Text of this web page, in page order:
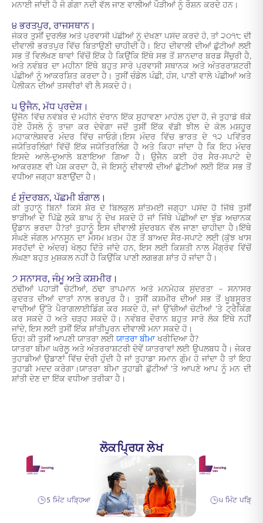
ਮਨਾਈ ਜਾਂਦੀ ਹੈ ਜੋ ਗੰਗਾ ਨਦੀ ਵੱਲ ਜਾਣ ਵਾਲੀਆਂ ਪੌੜੀਆਂ ਨੂੰ ਰੌਸ਼ਨ ਕਰਦੇ ਹਨ।
੪ ਭਰਤਪੁਰ, ਰਾਜਸਥਾਨ।
ਜੇਕਰ ਤੁਸੀਂ ਦੁਰਲੱਭ ਅਤੇ ਪ੍ਰਵਾਸੀ ਪੰਛੀਆਂ ਨੂੰ ਦੇਖਣਾ ਪਸੰਦ ਕਰਦੇ ਹੋ, ਤਾਂ ੨੦੧੮ ਦੀ
ਦੀਵਾਲੀ ਭਰਤਪੁਰ ਵਿੱਚ ਬਿਤਾਉਣੀ ਚਾਹੀਦੀ ਹੈ। ਇਹ ਦੀਵਾਲੀ ਦੀਆਂ ਛੁੱਟੀਆਂ ਲਈ
ਸਭ ਤੋਂ ਵਿਲੱਖਣ ਥਾਵਾਂ ਵਿੱਚੋਂ ਇੱਕ ਹੈ ਕਿਉਂਕਿ ਇੱਥੇ ਸਭ ਤੋਂ ਸ਼ਾਨਦਾਰ ਬਰਡ ਸੈਂਚੁਰੀ ਹੈ,
ਅਤੇ ਨਵੰਬਰ ਦਾ ਮਹੀਨਾ ਇੱਥੇ ਬਹੁਤ ਸਾਰੇ ਪ੍ਰਵਾਸੀ ਸਥਾਨਕ ਅਤੇ ਅੰਤਰਰਾਸ਼ਟਰੀ
ਪੰਛੀਆਂ ਨੂੰ ਆਕਰਸ਼ਿਤ ਕਰਦਾ ਹੈ। ਤੁਸੀਂ ਚੰਡੋਲ ਪੰਛੀ, ਹੰਸ, ਪਾਣੀ ਵਾਲੇ ਪੰਛੀਆਂ ਅਤੇ
ਪੈਲੀਕਨ ਦੀਆਂ ਤਸਵੀਰਾਂ ਵੀ ਲੈ ਸਕਦੇ ਹੋ।
੫ ਉਜੈਨ, ਮੱਧ ਪ੍ਰਦੇਸ਼।
ਉਜੈਨ ਵਿੱਚ ਨਵੰਬਰ ਦੇ ਮਹੀਨੇ ਦੌਰਾਨ ਇੱਕ ਸੁਹਾਵਣਾ ਮਾਹੌਲ ਹੁੰਦਾ ਹੈ, ਜੋ ਤੁਹਾਡੇ ਥੱਕੇ
ਹੋਏ ਹੌਸਲੇ ਨੂੰ ਤਾਜ਼ਾ ਕਰ ਦੇਵੇਗਾ ਜਦੋਂ ਤੁਸੀਂ ਇੱਕ ਵੱਡੀ ਝੀਲ ਦੇ ਕੋਲ ਮਸ਼ਹੂਰ
ਮਹਾਕਾਲੇਸ਼ਵਰ ਮੰਦਰ ਵਿੱਚ ਜਾਓਗੇ।ਇਸ ਮੰਦਰ ਵਿੱਚ ਭਾਰਤ ਦੇ ੧੨ ਪਵਿੱਤਰ
ਜਯੋਤਿਰਲਿੰਗਾਂ ਵਿੱਚੋਂ ਇੱਕ ਜਯੋਤਿਰਲਿੰਗ ਹੈ ਅਤੇ ਕਿਹਾ ਜਾਂਦਾ ਹੈ ਕਿ ਇਹ ਮੰਦਰ
ਇਸਦੇ ਆਲੇ-ਦੁਆਲੇ ਬਣਾਇਆ ਗਿਆ ਹੈ। ਉਜੈਨ ਕਈ ਹੋਰ ਸੈਰ-ਸਪਾਟੇ ਦੇ
ਆਕਰਸ਼ਣ ਵੀ ਪੇਸ਼ ਕਰਦਾ ਹੈ, ਜੋ ਇਸਨੂੰ ਦੀਵਾਲੀ ਦੀਆਂ ਛੁੱਟੀਆਂ ਲਈ ਇੱਕ ਸਭ ਤੋਂ
ਵਧੀਆ ਜਗ੍ਹਾ ਬਣਾਉਂਦਾ ਹੈ।
੬ ਸੁੰਦਰਬਨ, ਪੱਛਮੀ ਬੰਗਾਲ।
ਕੀ ਤੁਹਾਨੂੰ ਬਿਨਾਂ ਕਿਸੇ ਸ਼ੋਰ ਦੇ ਬਿਲਕੁਲ ਸ਼ਾਂਤਮਈ ਜਗ੍ਹਾ ਪਸੰਦ ਹੈ ਜਿੱਥੇ ਤੁਸੀਂ
ਝਾੜੀਆਂ ਦੇ ਪਿੱਛੇ ਲੁਕੇ ਬਾਘ ਨੂੰ ਦੇਖ ਸਕਦੇ ਹੋ ਜਾਂ ਜਿੱਥੇ ਪੰਛੀਆਂ ਦਾ ਝੁੰਡ ਅਚਾਨਕ
ਉਡਾਨ ਭਰਦਾ ਹੈ?ਤਾਂ ਤੁਹਾਨੂੰ ਇਸ ਦੀਵਾਲੀ ਸੁੰਦਰਬਨ ਵੱਲ ਜਾਣਾ ਚਾਹੀਦਾ ਹੈ।ਇੱਥੇ
ਸੰਘਣੇ ਜੰਗਲ ਮਾਨਸੂਨ ਦਾ ਮੌਸਮ ਖ਼ਤਮ ਹੋਣ ਤੋਂ ਬਾਅਦ ਸੈਰ-ਸਪਾਟੇ ਲਈ (ਕੁੱਝ ਖਾਸ
ਸਰਹੱਦਾਂ ਦੇ ਅੰਦਰ) ਖੋਲ੍ਹ ਦਿੱਤੇ ਜਾਂਦੇ ਹਨ, ਇਸ ਲਈ ਕਿਸ਼ਤੀ ਨਾਲ ਮੈਂਗ੍ਰੋਵ ਵਿੱਚੋਂ
ਲੰਘਣਾ ਬਹੁਤ ਮੁਸ਼ਕਲ ਨਹੀਂ ਹੈ ਕਿਉਂਕਿ ਪਾਣੀ ਲਗਭਗ ਸ਼ਾਂਤ ਹੋ ਜਾਂਦਾ ਹੈ।
੭ ਸਨਾਸਰ, ਜੰਮੂ ਅਤੇ ਕਸ਼ਮੀਰ।
ਠੰਢੀਆਂ ਪਹਾੜੀ ਚੋਟੀਆਂ, ਠੰਢਾ ਤਾਪਮਾਨ ਅਤੇ ਮਨਮੋਹਕ ਸੁੰਦਰਤਾ – ਸਨਾਸਰ
ਕੁਦਰਤ ਦੀਆਂ ਦਾਤਾਂ ਨਾਲ ਭਰਪੂਰ ਹੈ। ਤੁਸੀਂ ਕਸ਼ਮੀਰ ਦੀਆਂ ਸਭ ਤੋਂ ਖੂਬਸੂਰਤ
ਵਾਦੀਆਂ ਉੱਤੇ ਪੈਰਾਗਲਾਈਡਿੰਗ ਕਰ ਸਕਦੇ ਹੋ, ਜਾਂ ਉੱਚੀਆਂ ਚੋਟੀਆਂ 'ਤੇ ਟ੍ਰੈਕਿੰਗ
ਕਰ ਸਕਦੇ ਹੋ ਅਤੇ ਚੜ੍ਹ ਸਕਦੇ ਹੋ। ਨਵੰਬਰ ਦੌਰਾਨ ਬਹੁਤ ਸਾਰੇ ਲੋਕ ਇੱਥੇ ਨਹੀਂ
ਜਾਂਦੇ, ਇਸ ਲਈ ਤੁਸੀਂ ਇੱਕ ਸ਼ਾਂਤੀਪੂਰਨ ਦੀਵਾਲੀ ਮਨਾ ਸਕਦੇ ਹੋ।
ਓਹ! ਕੀ ਤੁਸੀਂ ਆਪਣੀ ਯਾਤਰਾ ਲਈ ਯਾਤਰਾ ਬੀਮਾਖਰੀਦਿਆ ਹੈ?
ਯਾਤਰਾ ਬੀਮਾ ਘਰੇਲੂ ਅਤੇ ਅੰਤਰਰਾਸ਼ਟਰੀ ਦੋਵੇਂ ਯਾਤਰਾਵਾਂ ਲਈ ਉਪਲਬਧ ਹੈ। ਜੇਕਰ
ਤੁਹਾਡੀਆਂ ਉਡਾਣਾਂ ਵਿੱਚ ਦੇਰੀ ਹੁੰਦੀ ਹੈ ਜਾਂ ਤੁਹਾਡਾ ਸਮਾਨ ਗੁੰਮ ਹੋ ਜਾਂਦਾ ਹੈ ਤਾਂ ਇਹ
ਤੁਹਾਡੀ ਮਦਦ ਕਰੇਗਾ।ਯਾਤਰਾ ਬੀਮਾ ਤੁਹਾਡੀ ਛੁੱਟੀਆਂ 'ਤੇ ਆਪਣੇ ਆਪ ਨੂੰ ਮਨ ਦੀ
ਸ਼ਾਂਤੀ ਦੇਣ ਦਾ ਇੱਕ ਵਧੀਆ ਤਰੀਕਾ ਹੈ।
ਲੋਕਪ੍ਰਿਯ ਲੇਖ
5 ਮਿੰਟ ਪੜ੍ਹਿਆ ੫ ਮਿੰਟ ਪੜ੍ਹਿਆ